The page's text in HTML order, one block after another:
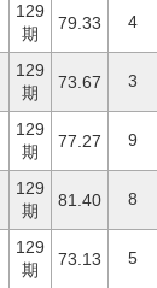
129
期
79.33 4
129
期
73.67 3
129
期
77.27 9
129
期
81.40 8
129
期
73.13 5